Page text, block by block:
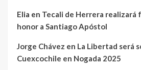
Elia en Tecali de Herrera realizará
honor a Santiago Apóstol
Jorge Chávez en La Libertad será
Cuexcochile en Nogada 2025